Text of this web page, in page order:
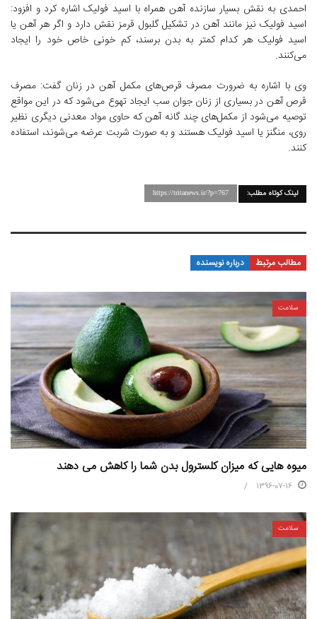
احمدی به نقش بسیار سازنده آهن همراه با اسید فولیک اشاره کرد و افزود:
اسید فولیک نیز مانند آهن در تشکیل گلبول قرمز نقش دارد و اگر هر آهن یا
اسید فولیک هر کدام کمتر به بدن برسند، کم خونی خاص خود را ایجاد
می‌کنند.
وی با اشاره به ضرورت مصرف قرص‌های مکمل آهن در زنان گفت: مصرف
قرص آهن در بسیاری از زنان جوان سب ایجاد تهوع می‌شود که در این مواقع
توصیه می‌شود از مکمل‌های چند گانه آهن که حاوی مواد معدنی دیگری نظیر
روی، منگنز یا اسید فولیک هستند و به صورت شربت عرضه می‌شوند، استفاده
کنند.
لینک کوتاه مطلب: https://tritanews.ir/?p=767
مطالب مرتبط درباره نویسنده
سلامت
میوه هایی که میزان کلسترول بدن شما را کاهش می دهند
1396-07-16
سلامت